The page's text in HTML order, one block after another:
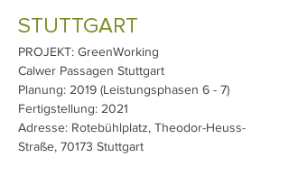
STUTTGART
PROJEKT: GreenWorking
Calwer Passagen Stuttgart
Planung: 2019 (Leistungsphasen 6 - 7)
Fertigstellung: 2021
Adresse: Rotebühlplatz, Theodor-Heuss-
Straße, 70173 Stuttgart